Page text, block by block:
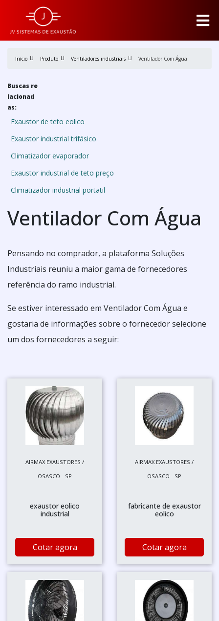
Início Produto Ventiladores industriais Ventilador Com Água
Buscas re
lacionad
as:
Exaustor de teto eolico
Exaustor industrial trifásico
Climatizador evaporador
Exaustor industrial de teto preço
Climatizador industrial portatil
Ventilador Com Água
Pensando no comprador, a plataforma Soluções
Industriais reuniu a maior gama de fornecedores
referência do ramo industrial.
Se estiver interessado em Ventilador Com Água e
gostaria de informações sobre o fornecedor selecione
um dos fornecedores a seguir:
AIRMAX EXAUSTORES /
OSASCO - SP
exaustor eolico
industrial
Cotar agora
AIRMAX EXAUSTORES /
OSASCO - SP
fabricante de exaustor
eolico
Cotar agora